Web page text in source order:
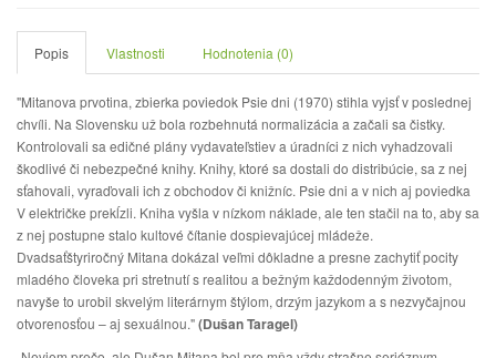
Popis Vlastnosti Hodnotenia (0)
"Mitanova prvotina, zbierka poviedok Psie dni (1970) stihla vyjsť v poslednej
chvíli. Na Slovensku už bola rozbehnutá normalizácia a začali sa čistky.
Kontrolovali sa edičné plány vydavateľstiev a úradníci z nich vyhadzovali
škodlivé či nebezpečné knihy. Knihy, ktoré sa dostali do distribúcie, sa z nej
sťahovali, vyraďovali ich z obchodov či knižníc. Psie dni a v nich aj poviedka
V električke prekĺzli. Kniha vyšla v nízkom náklade, ale ten stačil na to, aby sa
z nej postupne stalo kultové čítanie dospievajúcej mládeže.
Dvadsaťštyriročný Mitana dokázal veľmi dôkladne a presne zachytiť pocity
mladého človeka pri stretnutí s realitou a bežným každodenným životom,
navyše to urobil skvelým literárnym štýlom, drzým jazykom a s nezvyčajnou
otvorenosťou – aj sexuálnou."(Dušan Taragel)